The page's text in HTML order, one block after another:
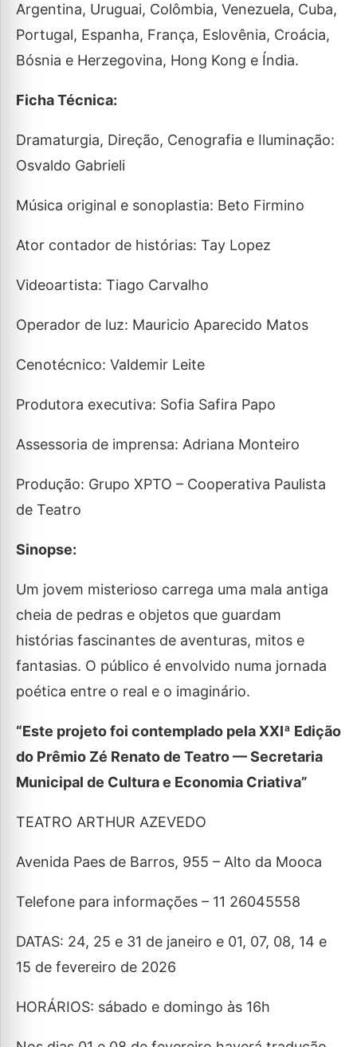
Argentina, Uruguai, Colômbia, Venezuela, Cuba,
Portugal, Espanha, França, Eslovênia, Croácia,
Bósnia e Herzegovina, Hong Kong e Índia.
Ficha Técnica:
Dramaturgia, Direção, Cenografia e Iluminação:
Osvaldo Gabrieli
Música original e sonoplastia: Beto Firmino
Ator contador de histórias: Tay Lopez
Videoartista: Tiago Carvalho
Operador de luz: Mauricio Aparecido Matos
Cenotécnico: Valdemir Leite
Produtora executiva: Sofia Safira Papo
Assessoria de imprensa: Adriana Monteiro
Produção: Grupo XPTO – Cooperativa Paulista
de Teatro
Sinopse:
Um jovem misterioso carrega uma mala antiga
cheia de pedras e objetos que guardam
histórias fascinantes de aventuras, mitos e
fantasias. O público é envolvido numa jornada
poética entre o real e o imaginário.
“Este projeto foi contemplado pela XXIª Edição
do Prêmio Zé Renato de Teatro — Secretaria
Municipal de Cultura e Economia Criativa”
TEATRO ARTHUR AZEVEDO
Avenida Paes de Barros, 955 – Alto da Mooca
Telefone para informações – 11 26045558
DATAS: 24, 25 e 31 de janeiro e 01, 07, 08, 14 e
15 de fevereiro de 2026
HORÁRIOS: sábado e domingo às 16h